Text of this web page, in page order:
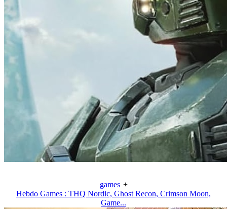
games +
Hebdo Games : THQ Nordic, Ghost Recon, Crimson Moon,
Game...